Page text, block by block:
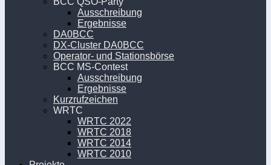
Ausschreibung
Ergebnisse
DA0BCC
DX-Cluster DA0BCC
Operator- und Stationsbörse
BCC MS-Contest
Ausschreibung
Ergebnisse
Kurzrufzeichen
WRTC
WRTC 2022
WRTC 2018
WRTC 2014
WRTC 2010